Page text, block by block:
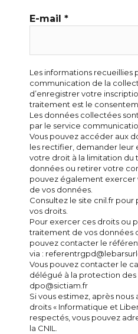
E-mail *
Les informations recueillies
communication de la
d’enregistrer votre
traitement est le
Les données collectées
par le service
Vous pouvez accéder aux
les rectifier, demander
votre droit à la limitation du
données ou retirer votre
pouvez également
de vos données.
Consultez le site cnil.fr pour
vos droits.
Pour exercer ces droits ou
traitement de vos données
pouvez contacter le
via :
Vous pouvez contacter le
délégué à la protection des
dpo@sictiam.fr
Si vous estimez, après
droits « Informatique et
respectés, vous pouvez
la CNIL.